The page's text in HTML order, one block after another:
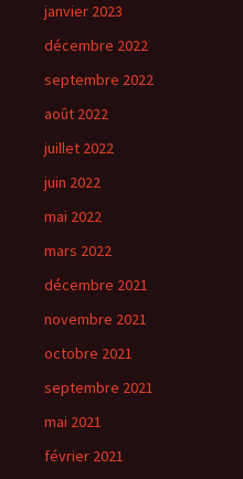
janvier 2023
décembre 2022
septembre 2022
août 2022
juillet 2022
juin 2022
mai 2022
mars 2022
décembre 2021
novembre 2021
octobre 2021
septembre 2021
mai 2021
février 2021